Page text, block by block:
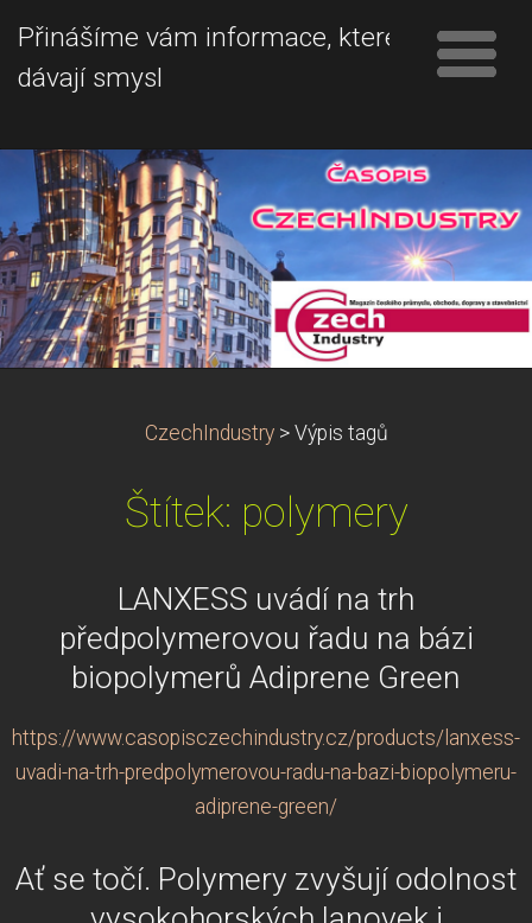
Přinášíme vám informace, které
dávají smysl
CzechIndustry > Výpis tagů
Štítek: polymery
LANXESS uvádí na trh
předpolymerovou řadu na bázi
biopolymerů Adiprene Green
https://www.casopisczechindustry.cz/products/lanxess-
uvadi-na-trh-predpolymerovou-radu-na-bazi-biopolymeru-
adiprene-green/
Ať se točí. Polymery zvyšují odolnost